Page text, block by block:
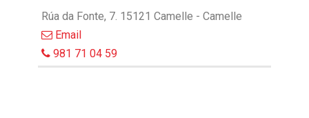
Rúa da Fonte, 7. 15121 Camelle - Camelle
Email
981 71 04 59